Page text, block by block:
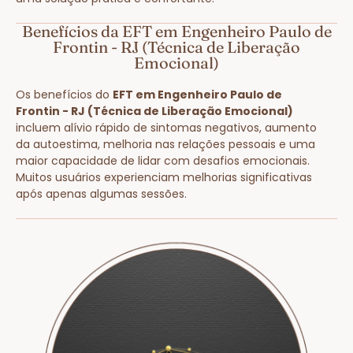
Benefícios da EFT em Engenheiro Paulo de
Frontin - RJ (Técnica de Liberação
Emocional)
Os benefícios do EFT em Engenheiro Paulo de
Frontin - RJ (Técnica de Liberação Emocional)
incluem alívio rápido de sintomas negativos, aumento
da autoestima, melhoria nas relações pessoais e uma
maior capacidade de lidar com desafios emocionais.
Muitos usuários experienciam melhorias significativas
após apenas algumas sessões.